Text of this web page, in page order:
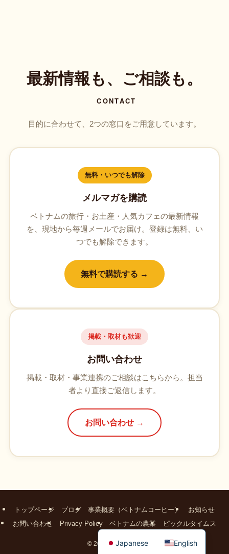
最新情報も、ご相談も。
CONTACT
目的に合わせて、2つの窓口をご用意しています。
無料・いつでも解除
メルマガを購読
ベトナムの旅行・お土産・人気カフェの最新情報
を、現地から毎週メールでお届け。登録は無料、い
つでも解除できます。
無料で購読する →
掲載・取材も歓迎
お問い合わせ
掲載・取材・事業連携のご相談はこちらから。担当
者より直接ご返信します。
お問い合わせ →
トップページ ブログ 事業概要（ベトナムコーヒー）
お知らせ
お問い合わせ
Privacy Policy ベトナムの農業 ピックルタイムス
© 2026 vietnam-gift
Japanese English